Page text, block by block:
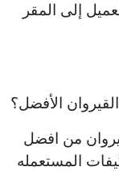
إلى المقر
الأفضل؟
من افضل
المستعمله